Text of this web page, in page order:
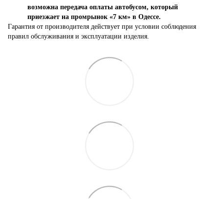
возможна передача оплаты автобусом, который
приезжает на промрынок «7 км» в Одессе.
Гарантия от производителя действует при условии соблюдения
правил обслуживания и эксплуатации изделия.